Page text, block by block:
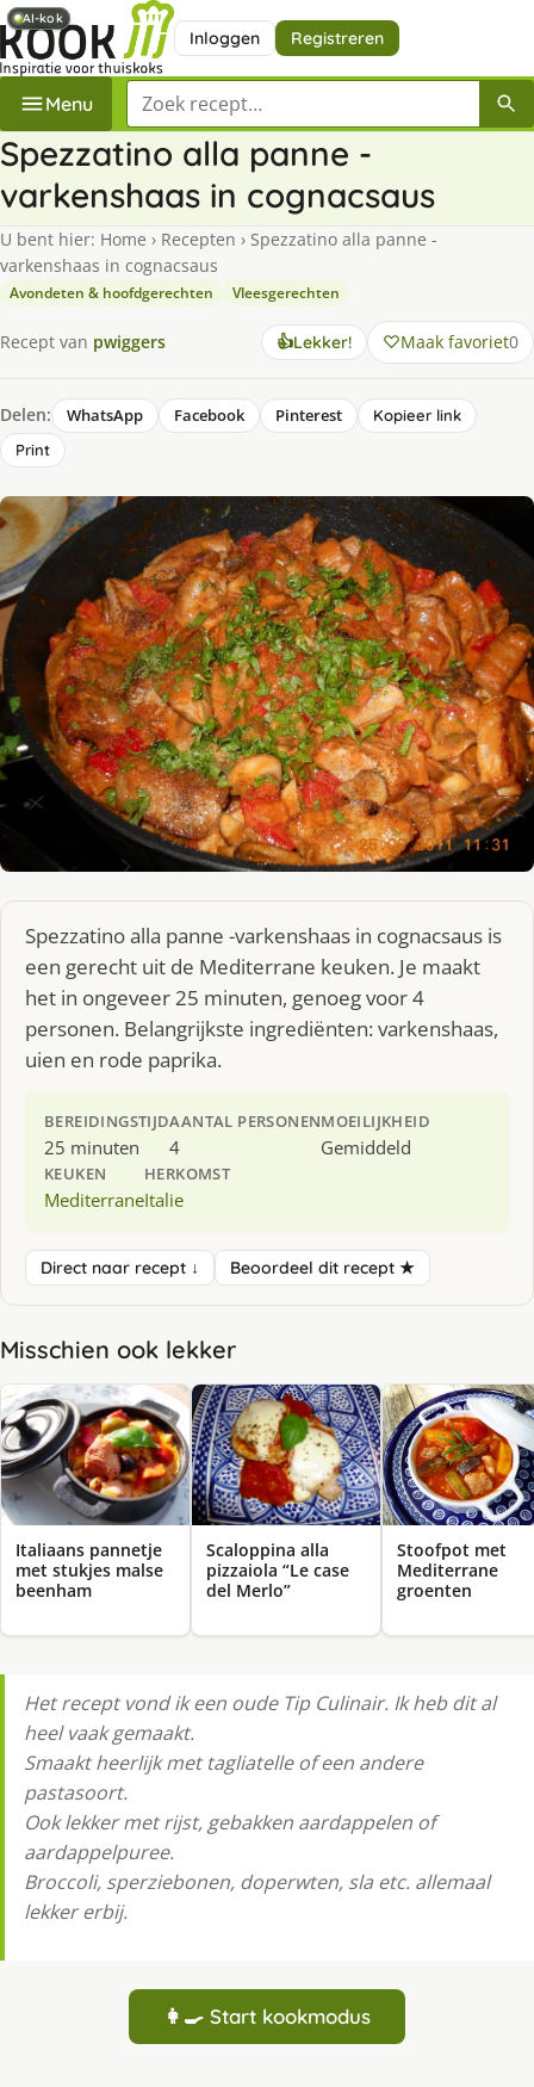
Inloggen Registreren
Menu Zoek een recept
Spezzatino alla panne -
varkenshaas in cognacsaus
U bent hier: Home › Recepten › Spezzatino alla panne -
varkenshaas in cognacsaus
Avondeten & hoofdgerechten Vleesgerechten
Recept van pwiggers 👍Lekker! Maak favoriet0
Delen: WhatsApp Facebook Pinterest
Kopieer link
Print
Spezzatino alla panne -varkenshaas in cognacsaus is
een gerecht uit de Mediterrane keuken. Je maakt
het in ongeveer 25 minuten, genoeg voor 4
personen. Belangrijkste ingrediënten: varkenshaas,
uien en rode paprika.
BEREIDINGSTIJD
25 minuten
AANTAL PERSONEN
4
MOEILIJKHEID
Gemiddeld
KEUKEN
Mediterrane
HERKOMST
Italie
Direct naar recept ↓ Beoordeel dit recept ★
Misschien ook lekker
Italiaans pannetje
met stukjes malse
beenham
Scaloppina alla
pizzaiola “Le case
del Merlo”
Stoofpot met
Mediterrane
groenten
AI-kok
AI-kok
Het recept vond ik een oude Tip Culinair. Ik heb dit al
heel vaak gemaakt.
Smaakt heerlijk met tagliatelle of een andere
pastasoort.
Ook lekker met rijst, gebakken aardappelen of
aardappelpuree.
Broccoli, sperziebonen, doperwten, sla etc. allemaal
lekker erbij.
👩‍🍳 Start kookmodus